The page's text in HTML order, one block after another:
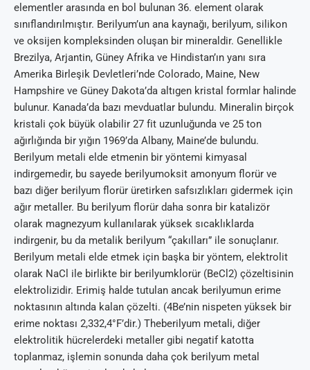
elementler arasında en bol bulunan 36. element olarak
sınıflandırılmıştır. Berilyum’un ana kaynağı, berilyum, silikon
ve oksijen kompleksinden oluşan bir mineraldir. Genellikle
Brezilya, Arjantin, Güney Afrika ve Hindistan’ın yanı sıra
Amerika Birleşik Devletleri’nde Colorado, Maine, New
Hampshire ve Güney Dakota’da altıgen kristal formlar halinde
bulunur. Kanada’da bazı mevduatlar bulundu. Mineralin birçok
kristali çok büyük olabilir 27 fit uzunluğunda ve 25 ton
ağırlığında bir yığın 1969’da Albany, Maine’de bulundu.
Berilyum metali elde etmenin bir yöntemi kimyasal
indirgemedir, bu sayede berilyumoksit amonyum florür ve
bazı diğer berilyum florür üretirken safsızlıkları gidermek için
ağır metaller. Bu berilyum florür daha sonra bir katalizör
olarak magnezyum kullanılarak yüksek sıcaklıklarda
indirgenir, bu da metalik berilyum “çakılları” ile sonuçlanır.
Berilyum metali elde etmek için başka bir yöntem, elektrolit
olarak NaCl ile birlikte bir berilyumklorür (BeCl2) çözeltisinin
elektrolizidir. Erimiş halde tutulan ancak berilyumun erime
noktasının altında kalan çözelti. (4Be’nin nispeten yüksek bir
erime noktası 2,332,4°F’dir.) Theberilyum metali, diğer
elektrolitik hücrelerdeki metaller gibi negatif katotta
toplanmaz, işlemin sonunda daha çok berilyum metal